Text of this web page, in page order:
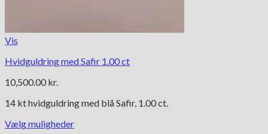
Vis
Hvidguldring med Safir 1.00 ct
10,500.00 kr.
14 kt hvidguldring med blå Safir, 1.00 ct.
Vælg muligheder